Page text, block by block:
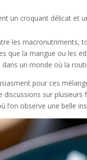
un croquant délicat et
les macronutriments,
que la mangue ou les
dans un monde où la
pour ces
discussions sur
l’on observe une belle